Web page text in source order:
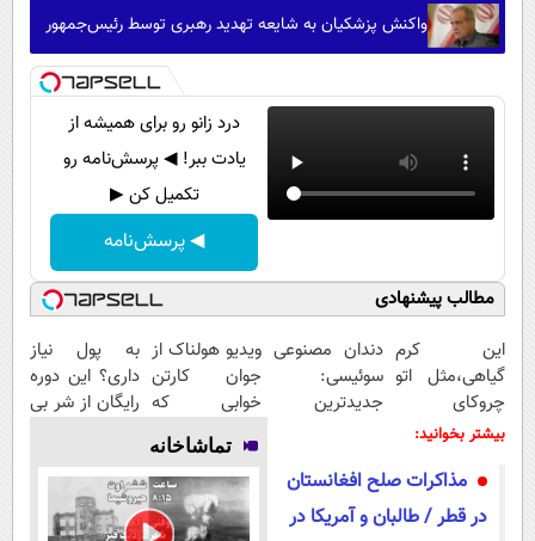
واکنش پزشکیان به شایعه تهدید رهبری توسط رئیس‌جمهور
درد زانو رو برای همیشه از
یادت ببر! ◀ پرسش‌نامه رو
تکمیل کن ▶
◀ پرسش‌نامه
مطالب پیشنهادی
این کرم
گیاهی،مثل اتو
چروکای
پوستتوصاف
دندان مصنوعی
سوئیسی:
جدیدترین
پرداخت قسطی
ویدیو هولناک از
جوان کارتن
خوابی که
میلیاردر شد.
آموزش رایگان
به پول نیاز
داری؟ این دوره
رایگان از شر بی
بیشتر بخوانید:
مذاکرات صلح افغانستان
در قطر / طالبان و آمریکا در
تماشاخانه